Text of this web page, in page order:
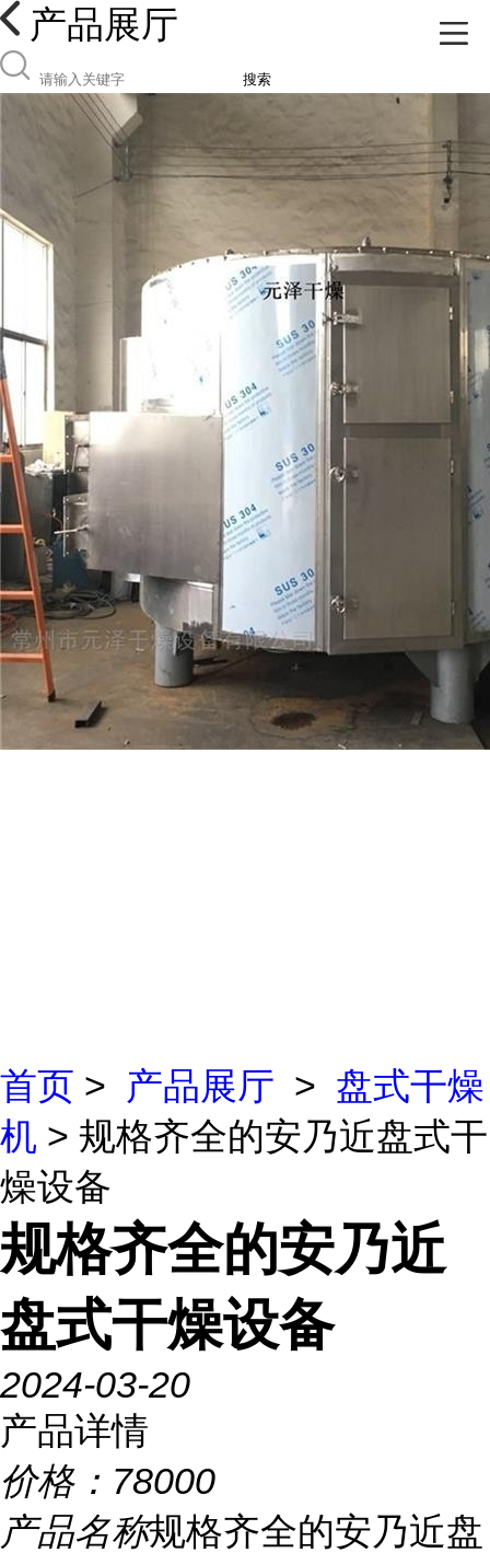
产品展厅
搜索
首页 > 产品展厅 > 盘式干燥
机 > 规格齐全的安乃近盘式干
燥设备
规格齐全的安乃近
盘式干燥设备
2024-03-20
产品详情
价格： 78000
产品名称规格齐全的安乃近盘